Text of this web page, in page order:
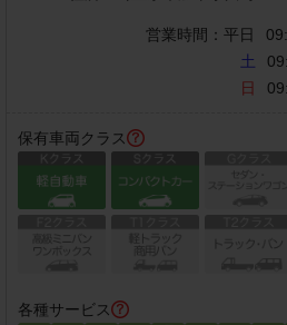
営業時間： 平日
土
日
保有車両クラス
各種サービス